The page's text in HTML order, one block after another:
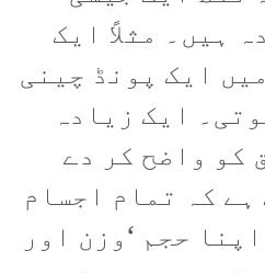
ہیں۔ مثلاً ایک
ایک پونڈ چینی
ایک زیادہ
کو واضح کر دے
کہ تمام اجسام
حجم ‘وزن اور